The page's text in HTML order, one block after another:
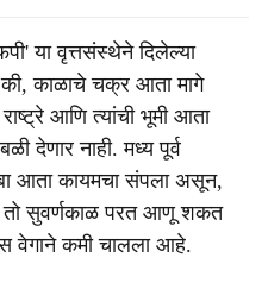
या वृत्तसंस्थेने दिलेल्या
की, काळाचे चक्र आता मागे
राष्ट्रे आणि त्यांची भूमी आता
देणार नाही. मध्य पूर्व
आता कायमचा संपला असून,
तो सुवर्णकाळ परत आणू शकत
वेगाने कमी चालला आहे.